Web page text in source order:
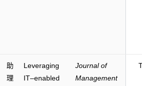
助
理
Leveraging
IT–enabled
Journal of
Management